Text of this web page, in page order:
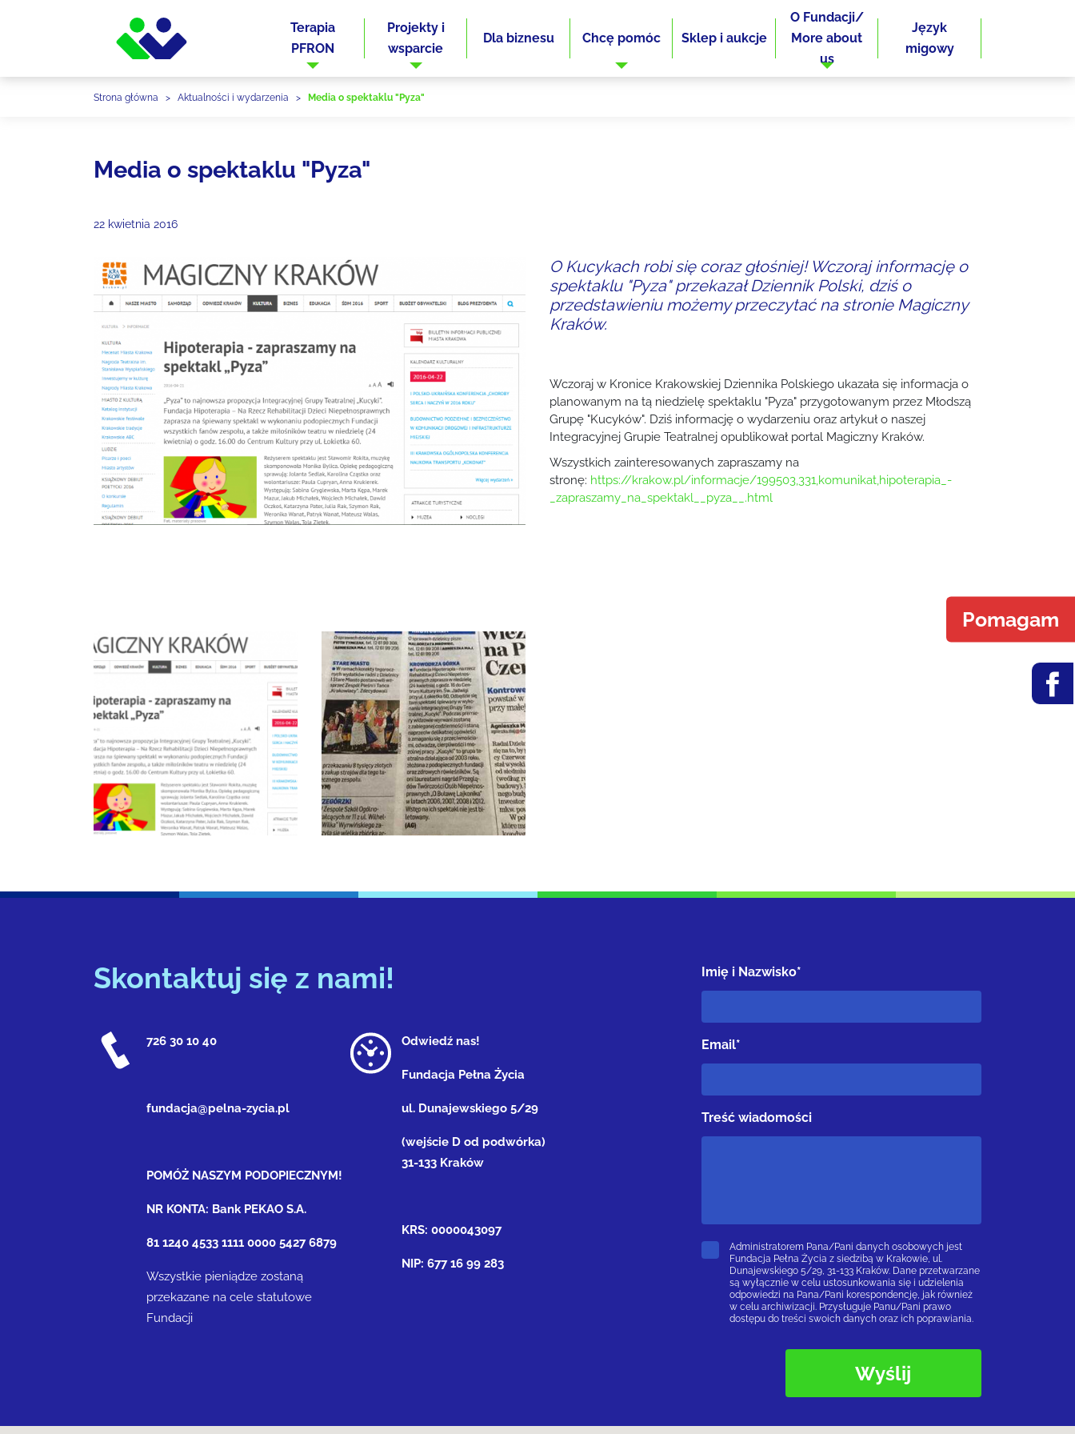
Terapia
PFRON
Projekty i
wsparcie
Dla biznesu Chcę pomóc Sklep i aukcje
O Fundacji/
More about
us
Język
migowy
Pomagam
Strona główna > Aktualności i wydarzenia > Media o spektaklu "Pyza"
Media o spektaklu "Pyza"
22 kwietnia 2016
O Kucykach robi się coraz głośniej! Wczoraj informację o
spektaklu "Pyza" przekazał Dziennik Polski, dziś o
przedstawieniu możemy przeczytać na stronie Magiczny
Kraków.
Wczoraj w Kronice Krakowskiej Dziennika Polskiego ukazała się informacja o
planowanym na tą niedzielę spektaklu "Pyza" przygotowanym przez Młodszą
Grupę "Kucyków". Dziś informację o wydarzeniu oraz artykuł o naszej
Integracyjnej Grupie Teatralnej opublikował portal Magiczny Kraków.
Wszystkich zainteresowanych zapraszamy na
stronę: https://krakow.pl/informacje/199503,331,komunikat,hipoterapia_-
_zapraszamy_na_spektakl__pyza__.html
Skontaktuj się z nami!
726 30 10 40
fundacja@pelna-zycia.pl
POMÓŻ NASZYM PODOPIECZNYM!
NR KONTA: Bank PEKAO S.A.
81 1240 4533 1111 0000 5427 6879
Wszystkie pieniądze zostaną
przekazane na cele statutowe
Fundacji
Odwiedź nas!
Fundacja Pełna Życia
ul. Dunajewskiego 5/29
(wejście D od podwórka)
31-133 Kraków
KRS: 0000043097
NIP: 677 16 99 283
Imię i Nazwisko*
Email*
Treść wiadomości
Administratorem Pana/Pani danych osobowych jest
Fundacja Pełna Życia z siedzibą w Krakowie, ul.
Dunajewskiego 5/29, 31-133 Kraków. Dane przetwarzane
są wyłącznie w celu ustosunkowania się i udzielenia
odpowiedzi na Pana/Pani korespondencję, jak również
w celu archiwizacji. Przysługuje Panu/Pani prawo
dostępu do treści swoich danych oraz ich poprawiania.